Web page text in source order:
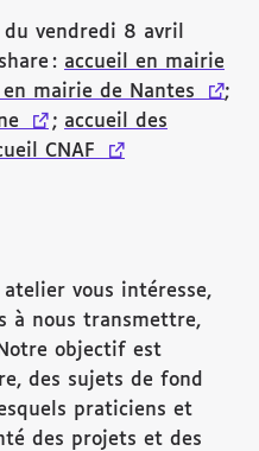
vendredi 8 avril
: accueil en mairie
en mairie de Nantes (lien
;
(lien externe)
; accueil des
CNAF (lien externe)
vous intéresse,
à nous transmettre,
objectif est
des sujets de fond
praticiens et
des projets et des